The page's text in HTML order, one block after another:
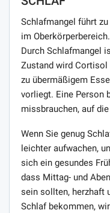
Schlafmangel führt
im
Durch Schlafmangel
Zustand wird
zu übermäßigem
vorliegt. Eine Person
missbrauchen, auf
Wenn Sie genug
leichter aufwachen,
sich ein gesundes
dass Mittag- und
sein sollten, herzhaft
Schlaf bekommen,